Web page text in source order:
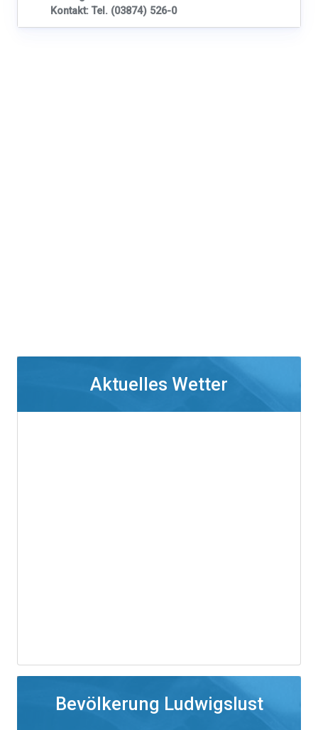
Kontakt: Tel. (03874) 526-0
Aktuelles Wetter
Bevölkerung Ludwigslust